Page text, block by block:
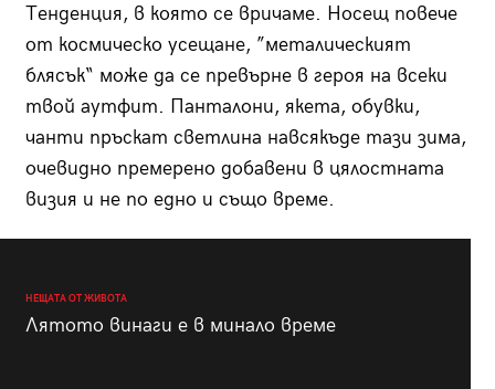
Тенденция, в която се вричаме. Носещ повече
от космическо усещане, ”металическият
блясък“ може да се превърне в героя на всеки
твой аутфит. Панталони, якета, обувки,
чанти пръскат светлина навсякъде тази зима,
очевидно премерено добавени в цялостната
визия и не по едно и също време.
НЕЩАТА ОТ ЖИВОТА
Лятото винаги е в минало време